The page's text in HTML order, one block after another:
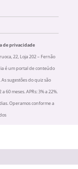
de privacidade
22, Loja 202 – Fernão
é um portal de conteúdo
sugestões do quiz são
60 meses. APRs: 3% a 22%.
Operamos conforme a